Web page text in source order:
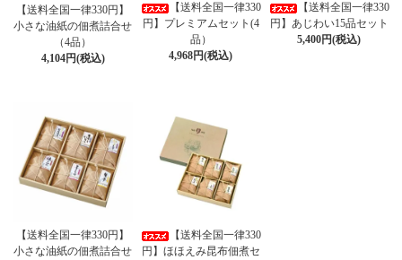
【送料全国一律330円】
小さな油紙の佃煮詰合せ
（4品）
4,104円(税込)
【送料全国一律330
円】プレミアムセット(4
品）
4,968円(税込)
【送料全国一律330
円】あじわい15品セット
5,400円(税込)
【送料全国一律330円】
小さな油紙の佃煮詰合せ
【送料全国一律330
円】ほほえみ昆布佃煮セ